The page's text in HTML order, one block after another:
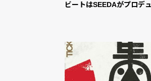
ビートはSEEDAがプロデ